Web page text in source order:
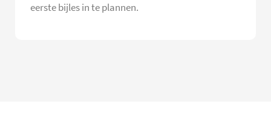
eerste bijles in te plannen.